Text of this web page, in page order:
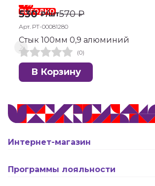
ВЫГОДНО
-7%
530₽/шт570₽
Арт. РТ-00081280
Стык 100мм 0,9 алюминий
(0)
В Корзину
Интернет-магазин
Программы лояльности